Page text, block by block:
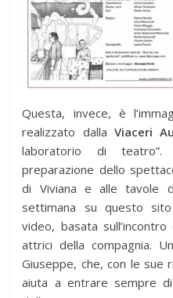
Questa, invece, è
realizzato dallaViaceri
laboratorio di
preparazione dello
di Viviana e alle tavole
settimana su questo
video, basata
attrici della compagnia.
Giuseppe, che, con le sue
aiuta a entrare sempre